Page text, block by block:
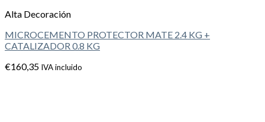
Alta Decoración
MICROCEMENTO PROTECTOR MATE 2.4 KG +
CATALIZADOR 0.8 KG
€160,35 IVA incluido